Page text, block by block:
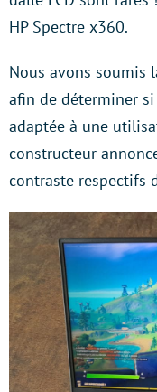
HP Spectre x360.
Nous avons soumis
afin de déterminer
adaptée à une
constructeur
contraste respectifs